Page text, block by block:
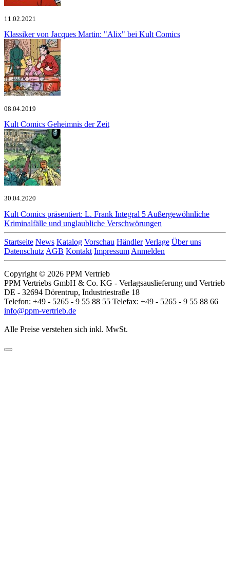
11.02.2021
Klassiker von Jacques Martin: "Alix" bei Kult Comics
08.04.2019
Kult Comics Geheimnis der Zeit
30.04.2020
Kult Comics präsentiert: L. Frank Integral 5 Außergewöhnliche
Kriminalfälle und unglaubliche Verschwörungen
Startseite News Katalog Vorschau Händler Verlage Über uns
Datenschutz AGB Kontakt Impressum Anmelden
Copyright © 2026 PPM Vertrieb
PPM Vertriebs GmbH & Co. KG - Verlagsauslieferung und Vertrieb
DE - 32694 Dörentrup, Industriestraße 18
Telefon: +49 - 5265 - 9 55 88 55 Telefax: +49 - 5265 - 9 55 88 66
info@ppm-vertrieb.de
Alle Preise verstehen sich inkl. MwSt.